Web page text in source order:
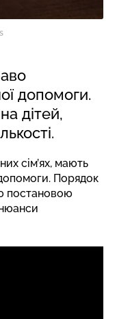
допомоги.
дітей,
сім’ях, мають
Порядок
постановою
нюанси